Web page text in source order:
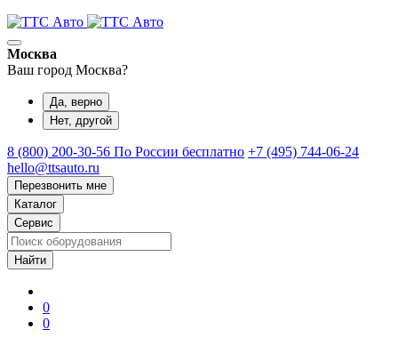
Москва
Ваш город Москва?
Да, верно
Нет, другой
8 (800) 200-30-56 По России бесплатно +7 (495) 744-06-24
hello@ttsauto.ru
Перезвонить мне
Каталог
Сервис
0
0